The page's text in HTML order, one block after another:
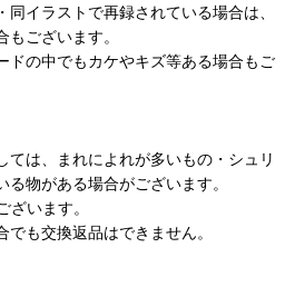
イラストで再録されている場合は、
ございます。
ドの中でもカケやキズ等ある場合もご
ては、まれによれが多いもの・シュリ
物がある場合がございます。
ざいます。
も交換返品はできません。